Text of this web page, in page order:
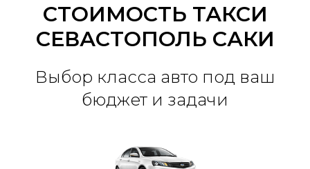
СТОИМОСТЬ ТАКСИ
СЕВАСТОПОЛЬ САКИ
Выбор класса авто под ваш
бюджет и задачи